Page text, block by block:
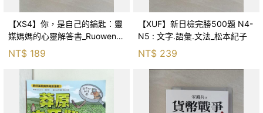
【XS4】你，是自己的鑰匙：靈
媒媽媽的心靈解答書_Ruowen
Huang
NT$ 189
【XUF】新日檢完勝500題 N4-
N5 : 文字.語彙.文法_松本紀子
NT$ 239